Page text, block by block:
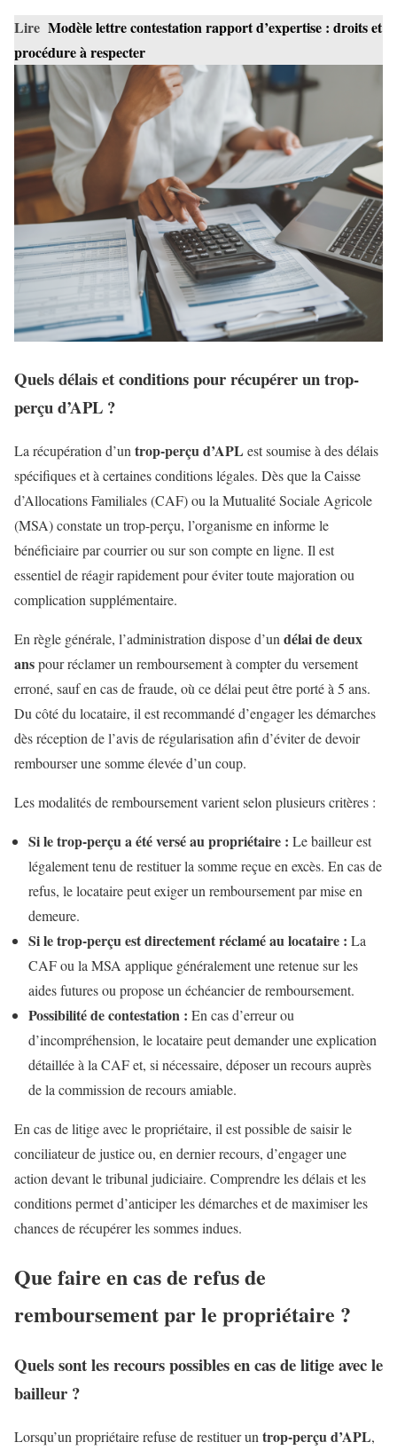
Lire Modèle lettre contestation rapport d’expertise : droits et
procédure à respecter
Quels délais et conditions pour récupérer un trop-
perçu d’APL ?
La récupération d’un trop-perçu d’APL est soumise à des délais
spécifiques et à certaines conditions légales. Dès que la Caisse
d’Allocations Familiales (CAF) ou la Mutualité Sociale Agricole
(MSA) constate un trop-perçu, l’organisme en informe le
bénéficiaire par courrier ou sur son compte en ligne. Il est
essentiel de réagir rapidement pour éviter toute majoration ou
complication supplémentaire.
En règle générale, l’administration dispose d’un délai de deux
anspour réclamer un remboursement à compter du versement
erroné, sauf en cas de fraude, où ce délai peut être porté à 5 ans.
Du côté du locataire, il est recommandé d’engager les démarches
dès réception de l’avis de régularisation afin d’éviter de devoir
rembourser une somme élevée d’un coup.
Les modalités de remboursement varient selon plusieurs critères :
Si le trop-perçu a été versé au propriétaire : Le bailleur est
légalement tenu de restituer la somme reçue en excès. En cas de
refus, le locataire peut exiger un remboursement par mise en
demeure.
Si le trop-perçu est directement réclamé au locataire : La
CAF ou la MSA applique généralement une retenue sur les
aides futures ou propose un échéancier de remboursement.
Possibilité de contestation : En cas d’erreur ou
d’incompréhension, le locataire peut demander une explication
détaillée à la CAF et, si nécessaire, déposer un recours auprès
de la commission de recours amiable.
En cas de litige avec le propriétaire, il est possible de saisir le
conciliateur de justice ou, en dernier recours, d’engager une
action devant le tribunal judiciaire. Comprendre les délais et les
conditions permet d’anticiper les démarches et de maximiser les
chances de récupérer les sommes indues.
Que faire en cas de refus de
remboursement par le propriétaire ?
Quels sont les recours possibles en cas de litige avec le
bailleur ?
Lorsqu’un propriétaire refuse de restituer un trop-perçu d’APL,